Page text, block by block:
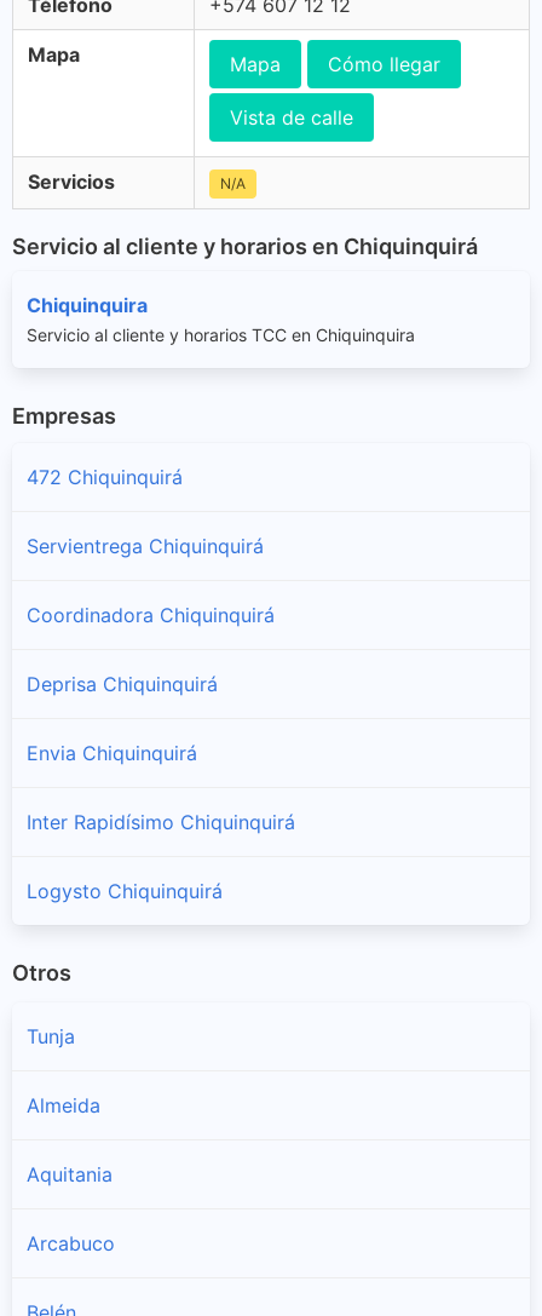
Télefono +574 607 12 12
Mapa Mapa Cómo llegar
Vista de calle
Servicios N/A
Servicio al cliente y horarios en Chiquinquirá
Chiquinquira
Servicio al cliente y horarios TCC en Chiquinquira
Empresas
472 Chiquinquirá
Servientrega Chiquinquirá
Coordinadora Chiquinquirá
Deprisa Chiquinquirá
Envia Chiquinquirá
Inter Rapidísimo Chiquinquirá
Logysto Chiquinquirá
Otros
Tunja
Almeida
Aquitania
Arcabuco